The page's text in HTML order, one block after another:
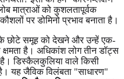
मात्राओं को कुशलतापूर्वक
पर डोमिनो प्रभाव बनाता है।
छोटे समूह को देखने और उन्हें एक-
है। अधिकांश लोग तीन डॉट्स
डिस्कैलकुलिया वाले किसी
यह जैविक विलंबता "साधारण"